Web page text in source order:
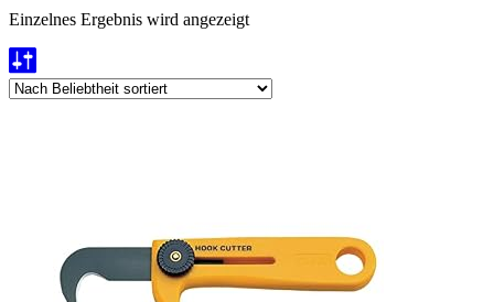
Einzelnes Ergebnis wird angezeigt